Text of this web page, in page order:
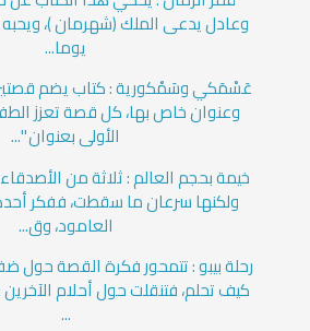
وعادل يدعى الملك (شهرمان )،
يوما...
عَسْمَكي وسَمْكورية : كتاب يضم
وعنوان خاص بها، كل قصة تعزز
الأولى بعنوان "...
خيمة بحجم العالم : ثلاثة من
ولكنها سرعان ما سقطت، ففكر
العامود، وق...
رحلة بيبو : تتمحور فكرة القصة
كيف تحلم، فتنقلت حول أحلام
...